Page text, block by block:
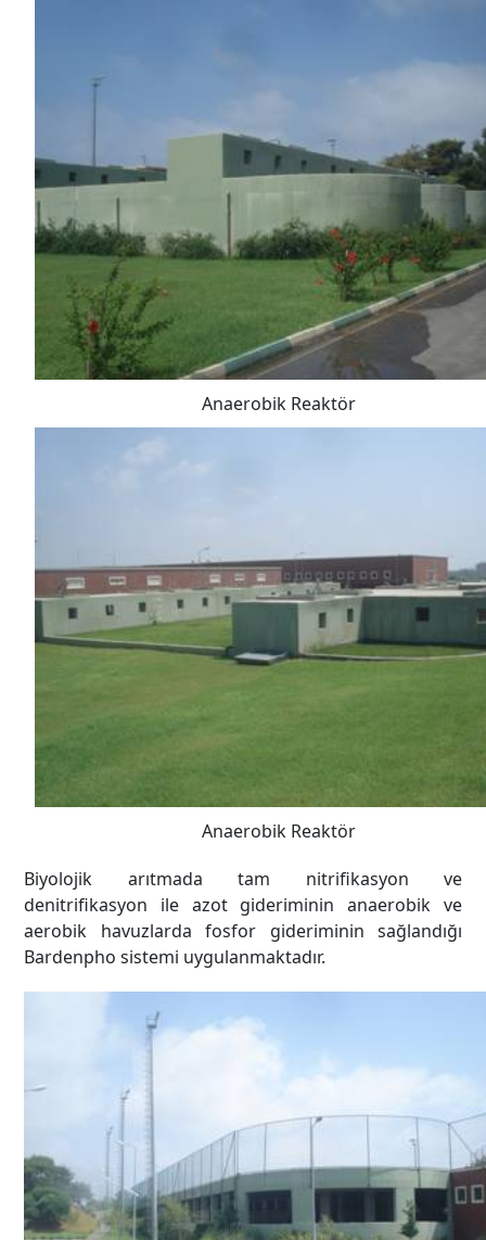
Anaerobik Reaktör
Anaerobik Reaktör
Biyolojik arıtmada tam nitrifikasyon ve
denitrifikasyon ile azot gideriminin anaerobik ve
aerobik havuzlarda fosfor gideriminin sağlandığı
Bardenpho sistemi uygulanmaktadır.